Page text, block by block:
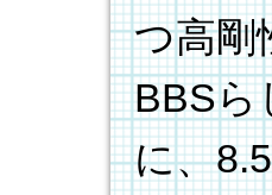
つ高剛
BBSら
に、